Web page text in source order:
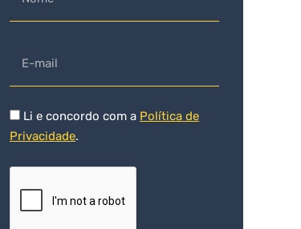
Li e concordo com a Política de
Privacidade.